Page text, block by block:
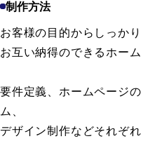
制作方法
お客様の目的からしっか
お互い納得のできるホー
要件定義、ホームページ
ム、
デザイン制作などそれぞ